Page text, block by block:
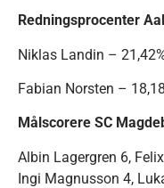
Redningsprocenter
Niklas Landin –
Fabian Norsten –
Målscorere SC
Albin Lagergren 6,
Ingi Magnusson 4,